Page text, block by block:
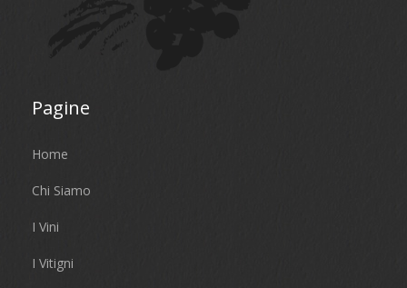
Pagine
Home
Chi Siamo
I Vini
I Vitigni